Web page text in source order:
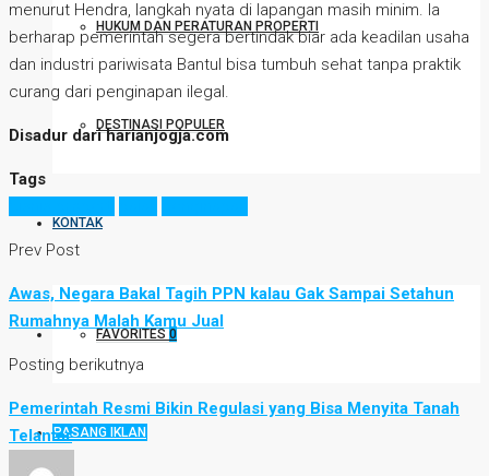
HUKUM DAN PERATURAN PROPERTI
DESTINASI POPULER
KONTAK
FAVORITES 0
PASANG IKLAN
menurut Hendra, langkah nyata di lapangan masih minim. Ia
berharap pemerintah segera bertindak biar ada keadilan usaha
dan industri pariwisata Bantul bisa tumbuh sehat tanpa praktik
curang dari penginapan ilegal.
Disadur dari harianjogja.com
Tags
Prev Post
Awas, Negara Bakal Tagih PPN kalau Gak Sampai Setahun
Rumahnya Malah Kamu Jual
Posting berikutnya
Pemerintah Resmi Bikin Regulasi yang Bisa Menyita Tanah
Telantar